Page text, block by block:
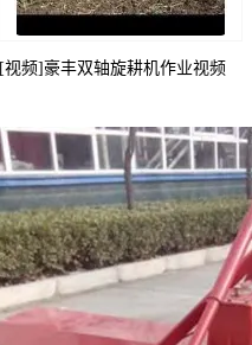
[视频]豪丰双轴旋耕机作业视频